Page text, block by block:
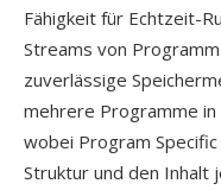
Fähigkeit für Echtzeit-
Streams von
zuverlässige
mehrere Programme in
wobei Program
Struktur und den Inhalt